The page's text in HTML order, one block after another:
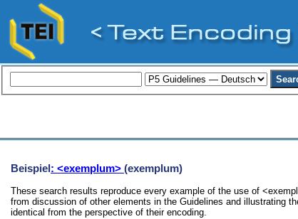
Beispiel: <exemplum> (exemplum)
These search results reproduce every example of the use of
from discussion of other elements in the Guidelines and illustrating
identical from the perspective of their encoding.